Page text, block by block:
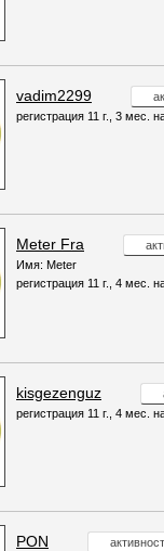
vadim2299
регистрация 11 г., 3 мес.
Meter Fra
Имя: Meter
регистрация 11 г., 4 мес.
kisgezenguz
регистрация 11 г., 4 мес.
PON